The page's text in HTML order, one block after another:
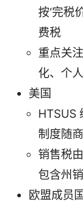
按‘完税
费税
重点关
化、个
美国
HTSUS
制度随
销售税
包含州
欧盟成员国